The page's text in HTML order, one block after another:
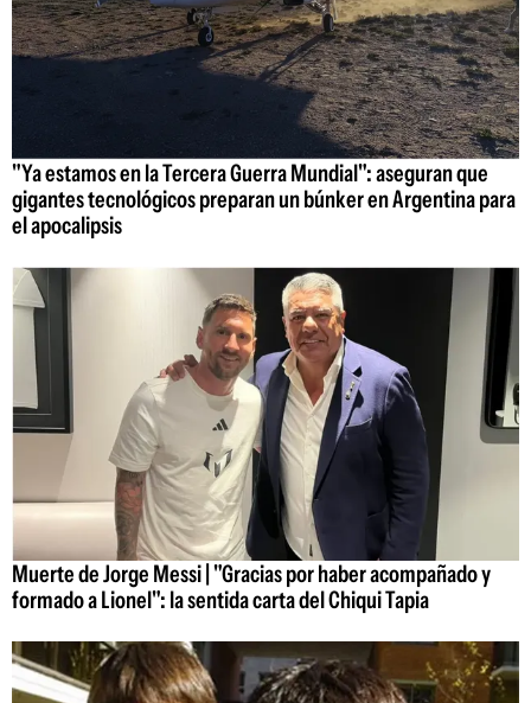
"Ya estamos en la Tercera Guerra Mundial": aseguran que
gigantes tecnológicos preparan un búnker en Argentina para
el apocalipsis
Muerte de Jorge Messi | "Gracias por haber acompañado y
formado a Lionel": la sentida carta del Chiqui Tapia